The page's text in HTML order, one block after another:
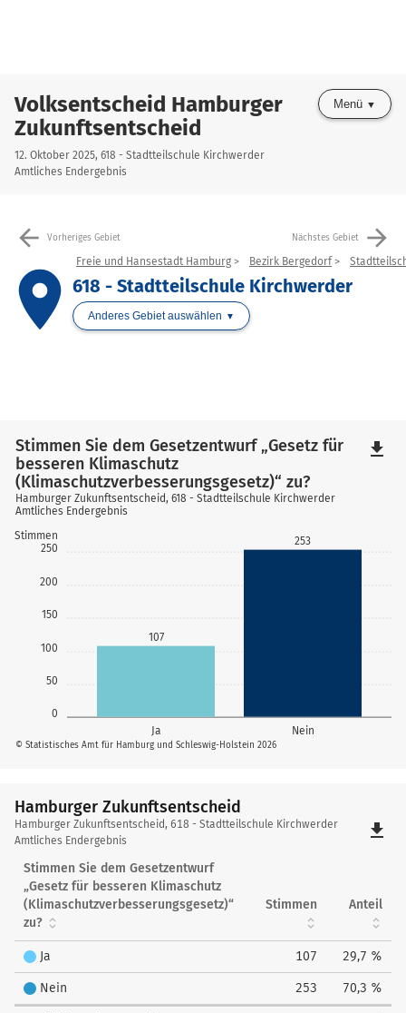
Volksentscheid Hamburger
Zukunftsentscheid
12. Oktober 2025, 618 - Stadtteilschule Kirchwerder
Amtliches Endergebnis
Menü
arrow_back Vorheriges Gebiet Nächstes Gebiet arrow_forward
place
Freie und Hansestadt Hamburg Bezirk Bergedorf
618 - Stadtteilschule Kirchwerder
Anderes Gebiet auswählen
0
50
100
150
200
250
Stimmen
Ja Nein
107
253
© Statistisches Amt für Hamburg und Schleswig-Holstein 2026
Stimmen Sie dem Gesetzentwurf „Gesetz für
besseren Klimaschutz
(Klimaschutzverbesserungsgesetz)“ zu?
Hamburger Zukunftsentscheid, 618 - Stadtteilschule Kirchwerder
Amtliches Endergebnis
file_download
Hamburger Zukunftsentscheid
Hamburger
Zukunftsentscheid
Hamburger Zukunftsentscheid, 618 - Stadtteilschule Kirchwerder
Amtliches Endergebnis
file_download
Stimmen Sie dem Gesetzentwurf
„Gesetz für besseren Klimaschutz
(Klimaschutzverbesserungsgesetz)“
zu?
Stimmen Anteil
Ja 107 29,7 %
Nein 253 70,3 %